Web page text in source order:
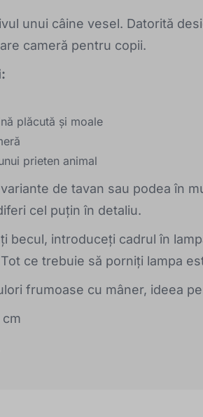
unui câine vesel. Datorită
cameră pentru copii.
plăcută și moale
prieten animal
de tavan sau podea în
cel puțin în detaliu.
becul, introduceți cadrul în
ce trebuie să porniți lampa
frumoase cu mâner, ideea